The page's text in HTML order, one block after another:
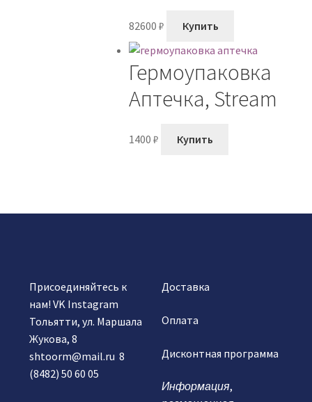
82600 ₽ Купить
Гермоупаковка
Аптечка, Stream
1400 ₽ Купить
Присоединяйтесь к
нам! VK Instagram
Тольятти, ул. Маршала
Жукова, 8
shtoorm@mail.ru 8
(8482) 50 60 05
Доставка
Оплата
Дисконтная программа
Информация,